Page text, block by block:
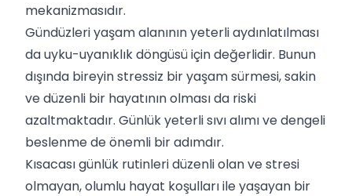
mekanizmasıdır.
Gündüzleri yaşam alanının yeterli aydınlatılması
da uyku-uyanıklık döngüsü için değerlidir. Bunun
dışında bireyin stressiz bir yaşam sürmesi, sakin
ve düzenli bir hayatının olması da riski
azaltmaktadır. Günlük yeterli sıvı alımı ve dengeli
beslenme de önemli bir adımdır.
Kısacası günlük rutinleri düzenli olan ve stresi
olmayan, olumlu hayat koşulları ile yaşayan bir